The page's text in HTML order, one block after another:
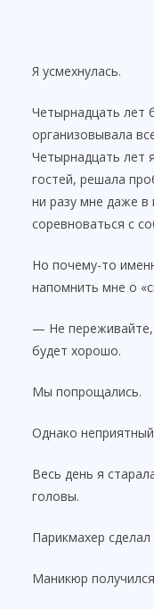
Я усмехнулась.
Четырнадцать лет
организовывала
Четырнадцать лет
гостей, решала
ни разу мне даже в
соревноваться с
Но почему-то
напомнить мне о
— Не
будет хорошо.
Мы попрощались.
Однако
Весь день я
головы.
Парикмахер сделал
Маникюр